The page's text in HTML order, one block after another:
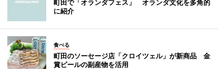
町田で「オランダフェス」 オランダ文化を多角的
に紹介
食べる
町田のソーセージ店「クロイツェル」が新商品 金
賞ビールの副産物を活用